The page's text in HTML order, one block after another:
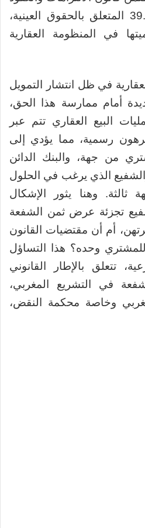
ولاحقا ضمن قانون 39.08 المتعلق بالحقوق العينية،
في المنظومة العقارية
في ظل انتشار التمويل
أمام ممارسة هذا الحق،
البيع العقاري تتم عبر
رسمية، مما يؤدي إلى
من جهة، والبنك الدائن
الذي يرغب في الحلول
وهنا يثور الإشكال
تجزئة عرض ثمن الشفعة
أم أن مقتضيات القانون
وحده؟ هذا التساؤل
تتعلق بالإطار القانوني
في التشريع المغربي،
وخاصة محكمة النقض،